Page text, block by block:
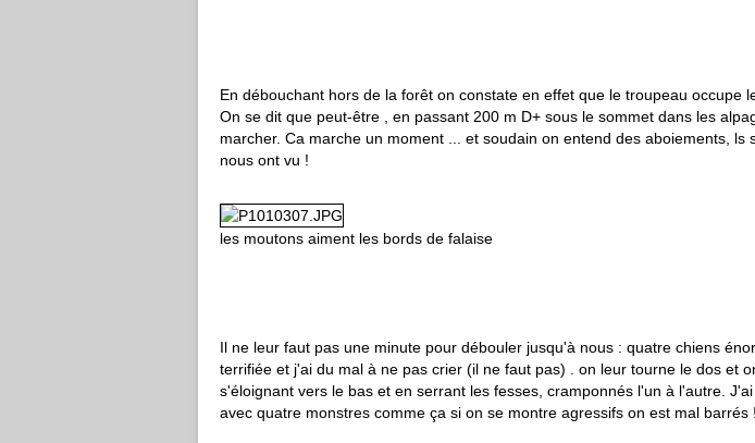
En débouchant hors de la forêt on constate en effet que le troupeau occupe
On se dit que peut-être , en passant 200 m D+ sous le sommet dans les
marcher. Ca marche un moment ... et soudain on entend des aboiements, ls
nous ont vu !
les moutons aiment les bords de falaise
Il ne leur faut pas une minute pour débouler jusqu'à nous : quatre chiens
terrifiée et j'ai du mal à ne pas crier (il ne faut pas) . on leur tourne le dos et
s'éloignant vers le bas et en serrant les fesses, cramponnés l'un à l'autre.
avec quatre monstres comme ça si on se montre agressifs on est mal barrés !